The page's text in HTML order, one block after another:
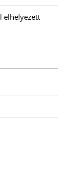
elhelyezett